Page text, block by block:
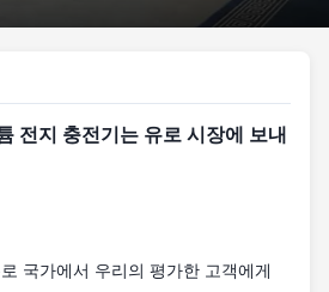
전지 충전기는 유로 시장에 보내
국가에서 우리의 평가한 고객에게